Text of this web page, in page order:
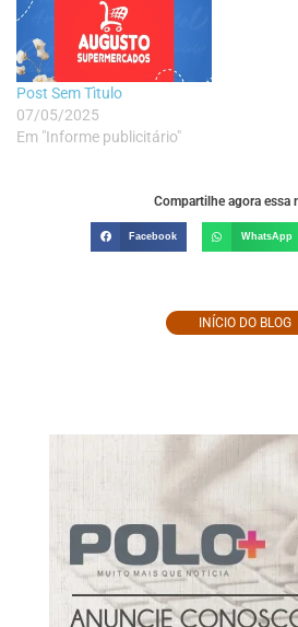
Post Sem Tìtulo
07/05/2025
Em "Informe publicitário"
Compartilhe agora essa
Facebook WhatsApp
INÍCIO DO BLOG